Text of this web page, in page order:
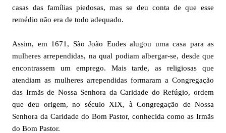
casas das famílias piedosas, mas se deu conta de que esse
remédio não era de todo adequado.
Assim, em 1671, São João Eudes alugou uma casa para as
mulheres arrependidas, na qual podiam albergar-se, desde que
encontrassem um emprego. Mais tarde, as religiosas que
atendiam as mulheres arrependidas formaram a Congregação
das Irmãs de Nossa Senhora da Caridade do Refúgio, ordem
que deu origem, no século XIX, à Congregação de Nossa
Senhora da Caridade do Bom Pastor, conhecida como as Irmãs
do Bom Pastor.